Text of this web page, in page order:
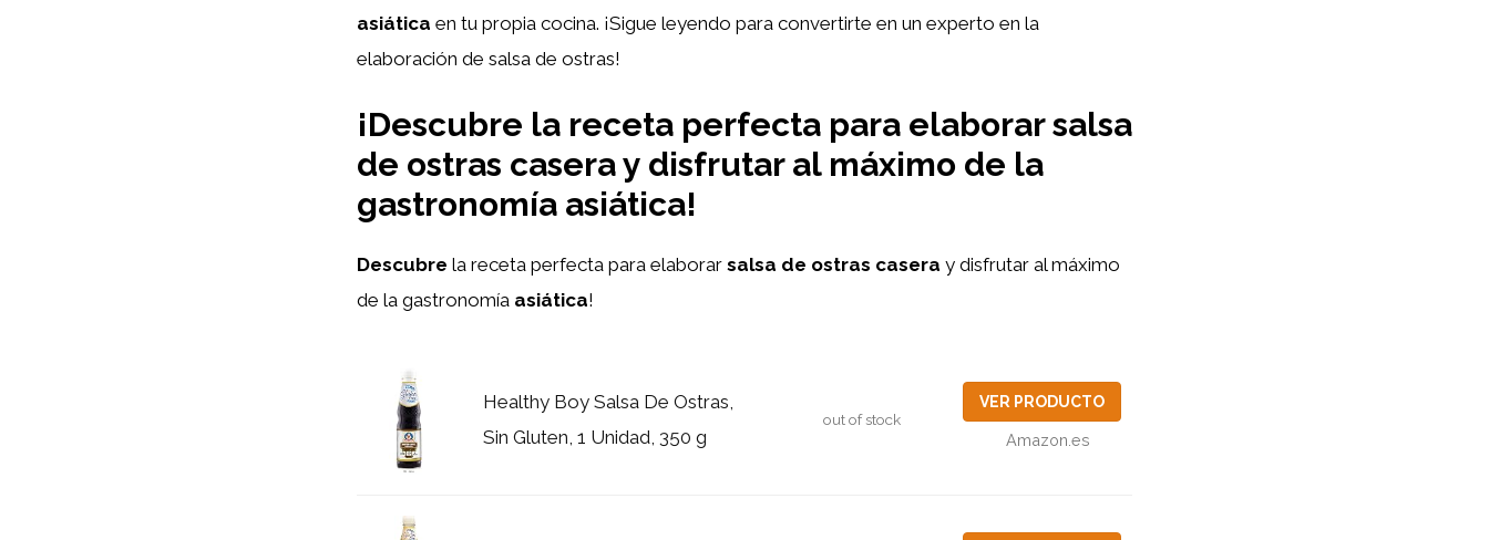
asiática en tu propia cocina. ¡Sigue leyendo para convertirte en un experto en la
elaboración de salsa de ostras!
¡Descubre la receta perfecta para elaborar salsa
de ostras casera y disfrutar al máximo de la
gastronomía asiática!
Descubre la receta perfecta para elaborar salsa de ostras casera y disfrutar al máximo
de la gastronomía asiática!
Healthy Boy Salsa De Ostras,
Sin Gluten, 1 Unidad, 350 g
out of stock
VER PRODUCTO
Amazon.es